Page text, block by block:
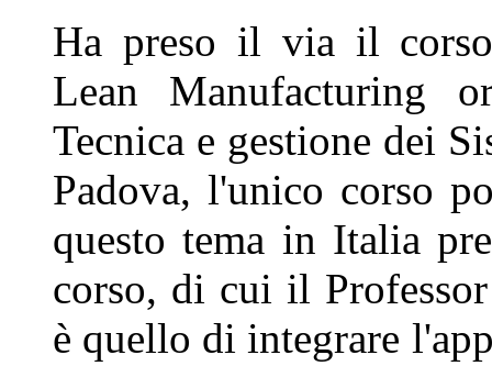
Ha preso il via il
Lean Manufacturing
Tecnica e gestione dei
Padova, l'unico corso
questo tema in Italia
corso, di cui il
è quello di integrare